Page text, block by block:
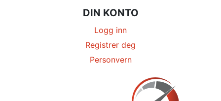
DIN KONTO
Logg inn
Registrer deg
Personvern